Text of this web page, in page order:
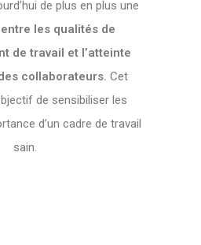
de plus en plus une
les qualités de
de travail et l’atteinte
collaborateurs. Cet
de sensibiliser les
d’un cadre de travail
sain.